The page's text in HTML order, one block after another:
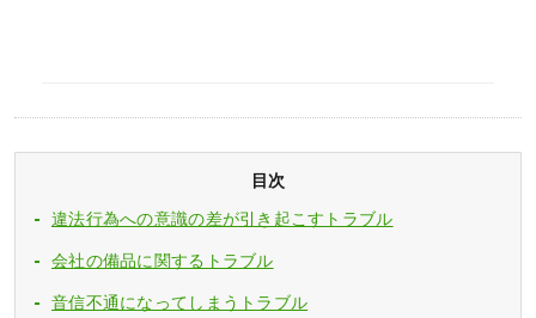
目次
違法行為への意識の差が引き起こすトラブル
会社の備品に関するトラブル
音信不通になってしまうトラブル